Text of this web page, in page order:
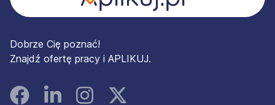
Dobrze Cię poznać!
Znajdź ofertę pracy i APLIKUJ.
FacebookLinked InInstagramInstagram